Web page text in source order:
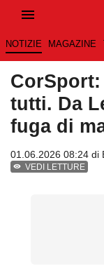
NOTIZIE MAGAZINE
tutti. Da
fuga di
01.06.2026 08:24 di
VEDI LETTURE